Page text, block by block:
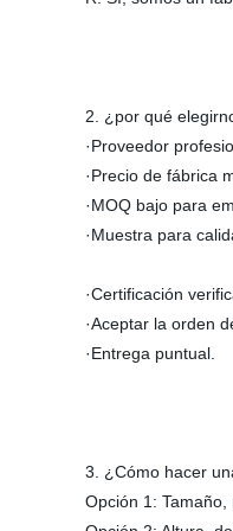
2. ¿por qué
·Proveedor
·Precio de fábrica
·MOQ bajo para
·Muestra para
·Certificación
·Aceptar la orden
·Entrega puntual.
3. ¿Cómo hacer
Opción 1: Tamaño,